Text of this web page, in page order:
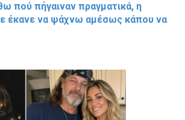
πού πήγαιναν πραγματικά, η
έκανε να ψάχνω αμέσως κάπου να